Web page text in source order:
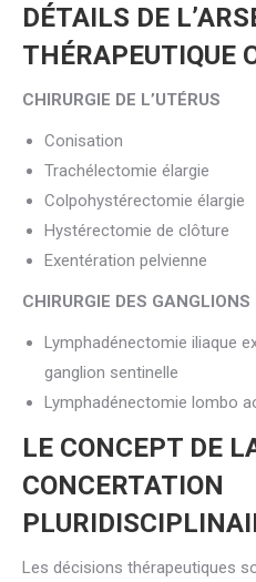
DÉTAILS DE
THÉRAPEUTIQUE
CHIRURGIE DE L’UTÉRUS
Conisation
Trachélectomie élargie
Colpohystérectomie élargie
Hystérectomie de clôture
Exentération pelvienne
CHIRURGIE DES GANGLIONS
Lymphadénectomie iliaque
ganglion sentinelle
Lymphadénectomie lombo
LE CONCEPT DE
CONCERTATION
Les décisions thérapeutiques